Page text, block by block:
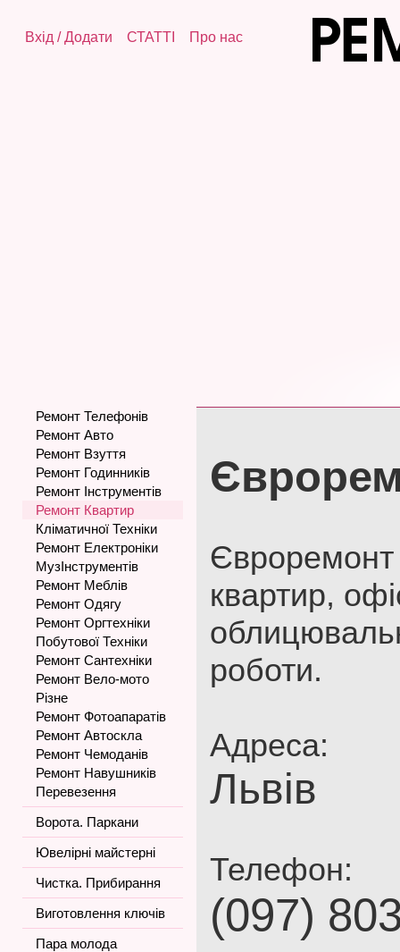
Вхід /Додати СТАТТІ Про нас
Ремонт Телефонів
Ремонт Авто
Ремонт Взуття
Ремонт Годинників
Ремонт Інструментів
Ремонт Квартир
Кліматичної Техніки
Ремонт Електроніки
МузІнструментів
Ремонт Меблів
Ремонт Одягу
Ремонт Оргтехніки
Побутової Техніки
Ремонт Сантехніки
Ремонт Вело-мото
Різне
Ремонт Фотоапаратів
Ремонт Автоскла
Ремонт Чемоданів
Ремонт Навушників
Перевезення
Ворота. Паркани
Ювелірні майстерні
Чистка. Прибирання
Виготовлення ключів
Пара молода
Євроремонт
квартир,
роботи.
Адреса:
Львів
Телефон:
(097)